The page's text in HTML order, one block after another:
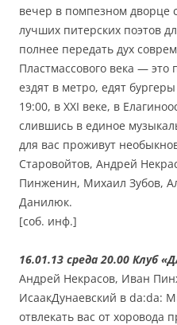
вечер в помпезном дворце
лучших питерских поэтов
полнее передать дух
Пластмассового века — это
ездят в метро, едят
19:00, в XXI веке, в
слившись в единое
для вас проживут
Старовойтов, Андрей
Пинженин, Михаил Зубов,
Данилюк.
[соб. инф.]
16.01.13 среда 20.00 Клуб
Андрей Некрасов, Иван
ИсаакДунаевский в da:da:
отвлекать вас от хоровода